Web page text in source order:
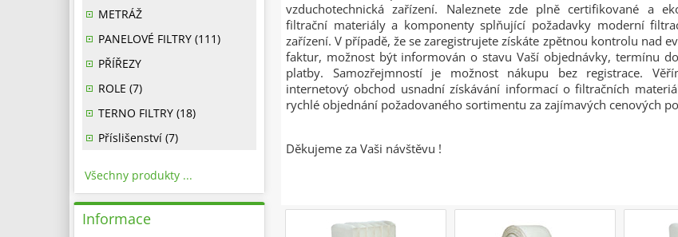
vzduchotechnická zařízení. Naleznete zde plně certifikované a
filtrační materiály a komponenty splňující požadavky moderní
zařízení. V případě, že se zaregistrujete získáte zpětnou kontrolu nad
faktur, možnost být informován o stavu Vaší objednávky, termínu
platby. Samozřejmností je možnost nákupu bez registrace.
internetový obchod usnadní získávání informací o filtračních
rychlé objednání požadovaného sortimentu za zajímavých cenových
Děkujeme za Vaši návštěvu !
METRÁŽ
PANELOVÉ FILTRY (111)
PŘÍŘEZY
ROLE (7)
TERNO FILTRY (18)
Příslišenství (7)
Všechny produkty ...
Informace